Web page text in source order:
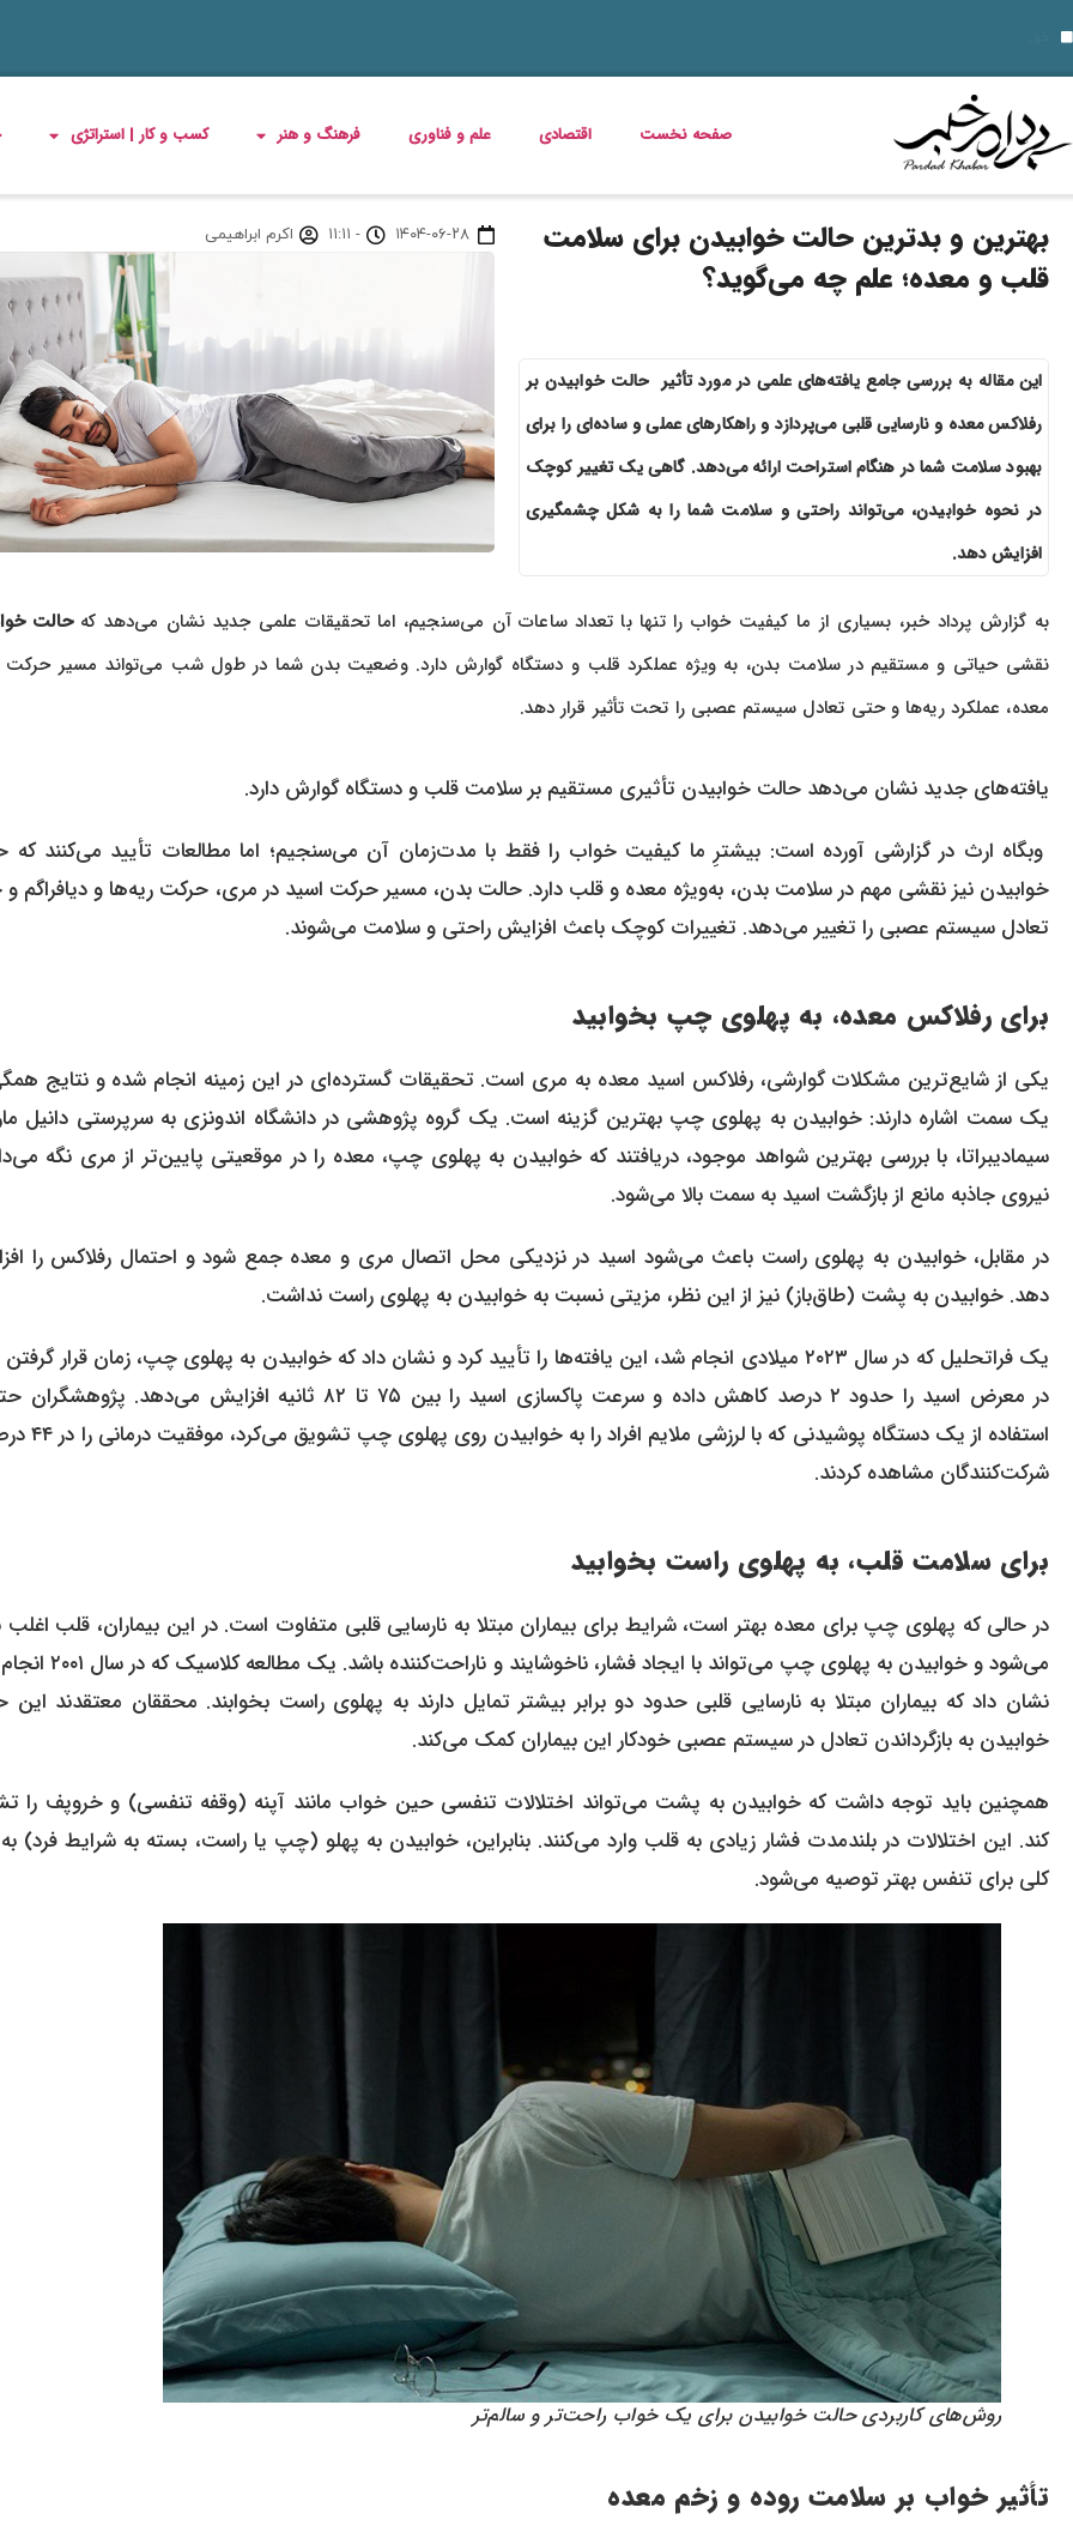
صفحه نخست اقتصادی علم و فناوری فرهنگ و هنر کسب و کار | استراتژی
بهترین و بدترین حالت خوابیدن برای سلامت
قلب و معده؛ علم چه می‌گوید؟
این مقاله به بررسی جامع یافته‌های علمی در مورد تأثیر حالت خوابیدن بر
رفلاکس معده و نارسایی قلبی می‌پردازد و راهکارهای عملی و ساده‌ای را برای
بهبود سلامت شما در هنگام استراحت ارائه می‌دهد. گاهی یک تغییر کوچک
در نحوه خوابیدن، می‌تواند راحتی و سلامت شما را به شکل چشمگیری
افزایش دهد.
۱۴۰۴-۰۶-۲۸ - ۱۱:۱۱ اکرم ابراهیمی
به گزارش پرداد خبر، بسیاری از ما کیفیت خواب را تنها با تعداد ساعات آن می‌سنجیم، اما تحقیقات علمی جدید نشان می‌دهد کهحالت
نقشی حیاتی و مستقیم در سلامت بدن، به ویژه عملکرد قلب و دستگاه گوارش دارد. وضعیت بدن شما در طول شب می‌تواند مسیر حرکت
معده، عملکرد ریه‌ها و حتی تعادل سیستم عصبی را تحت تأثیر قرار دهد.
یافته‌های جدید نشان می‌دهد حالت خوابیدن تأثیری مستقیم بر سلامت قلب و دستگاه گوارش دارد.
وبگاه ارث در گزارشی آورده است: بیشترِ ما کیفیت خواب را فقط با مدت‌زمان آن می‌سنجیم؛ اما مطالعات تأیید می‌کنند که
خوابیدن نیز نقشی مهم در سلامت بدن، به‌ویژه معده و قلب دارد. حالت بدن، مسیر حرکت اسید در مری، حرکت ریه‌ها و دیافراگم
تعادل سیستم عصبی را تغییر می‌دهد. تغییرات کوچک باعث افزایش راحتی و سلامت می‌شوند.
برای رفلاکس معده، به پهلوی چپ بخوابید
یکی از شایع‌ترین مشکلات گوارشی، رفلاکس اسید معده به مری است. تحقیقات گسترده‌ای در این زمینه انجام شده و نتایج
یک سمت اشاره دارند: خوابیدن به پهلوی چپ بهترین گزینه است. یک گروه پژوهشی در دانشگاه اندونزی به سرپرستی دانیل
سیمادیبراتا، با بررسی بهترین شواهد موجود، دریافتند که خوابیدن به پهلوی چپ، معده را در موقعیتی پایین‌تر از مری نگه
نیروی جاذبه مانع از بازگشت اسید به سمت بالا می‌شود.
در مقابل، خوابیدن به پهلوی راست باعث می‌شود اسید در نزدیکی محل اتصال مری و معده جمع شود و احتمال رفلاکس را
دهد. خوابیدن به پشت (طاق‌باز) نیز از این نظر، مزیتی نسبت به خوابیدن به پهلوی راست نداشت.
یک فراتحلیل که در سال ۲۰۲۳ میلادی انجام شد، این یافته‌ها را تأیید کرد و نشان داد که خوابیدن به پهلوی چپ، زمان قرار
در معرض اسید را حدود ۲ درصد کاهش داده و سرعت پاکسازی اسید را بین ۷۵ تا ۸۲ ثانیه افزایش می‌دهد.
استفاده از یک دستگاه پوشیدنی که با لرزشی ملایم
شرکت‌کنندگان مشاهده کردند.
برای سلامت قلب، به پهلوی راست بخوابید
در حالی که پهلوی چپ برای معده بهتر است، شرایط برای بیماران مبتلا به نارسایی قلبی متفاوت است. در این بیماران، قلب اغلب
می‌شود و خوابیدن به پهلوی چپ می‌تواند با ایجاد فشار، ناخوشایند و
نشان داد که بیماران مبتلا به نارسایی قلبی حدود دو برابر بیشتر تمایل دارند به پهلوی راست بخوابند. محققان معتقدند این
خوابیدن به بازگرداندن تعادل در سیستم عصبی خودکار این بیماران کمک می‌کند.
همچنین باید توجه داشت که خوابیدن به پشت می‌تواند اختلالات تنفسی حین خواب مانند آپنه (وقفه تنفسی) و خروپف را
کند. این اختلالات در بلندمدت فشار زیادی به قلب وارد می‌کنند. بنابراین، خوابیدن به پهلو (چپ یا راست، بسته به شرایط فرد)
کلی برای تنفس بهتر توصیه می‌شود.
روش‌های کاربردی حالت خوابیدن برای یک خواب راحت‌تر و سالم‌تر
تأثیر خواب بر سلامت روده و زخم معده